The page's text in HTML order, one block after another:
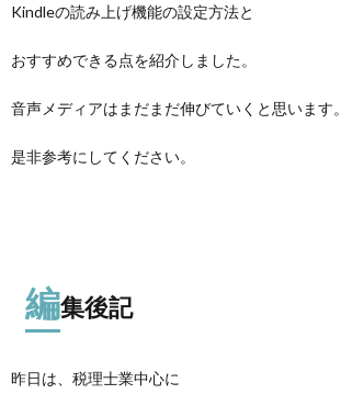
Kindleの読み上げ機能の設定方法と
おすすめできる点を紹介しました。
音声メディアはまだまだ伸びていくと思います。
是非参考にしてください。
編集後記
昨日は、税理士業中心に